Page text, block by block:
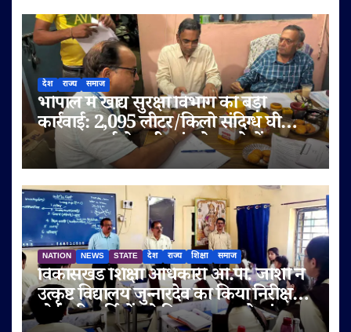
देश राज्य समाज
भोपाल में खाद्य सुरक्षा विभाग की बड़ी
कार्रवाई: 2,095 लीटर/किलो संदिग्ध घी
जब्त, सप्लाई चेन भी जांच के दायरे में
NATION NEWS STATE देश राज्य शिक्षा समाज
विकासखंड शिक्षा अधिकारी ओ.पी. जोशी ने
उत्कृष्ट विद्यालय जुन्नारदेव का किया निरीक्षण,
बोर्ड परीक्षार्थियों को दिए सफलता के मंत्र